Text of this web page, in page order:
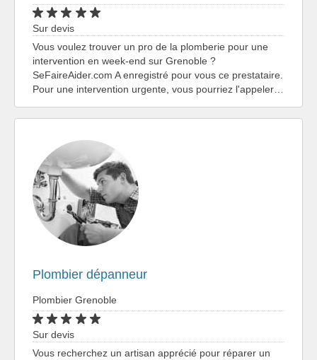
Sur devis
Vous voulez trouver un pro de la plomberie pour une
intervention en week-end sur Grenoble ?
SeFaireAider.com A enregistré pour vous ce prestataire.
Pour une intervention urgente, vous pourriez l'appeler…
Plombier dépanneur
Plombier Grenoble
Sur devis
Vous recherchez un artisan apprécié pour réparer un